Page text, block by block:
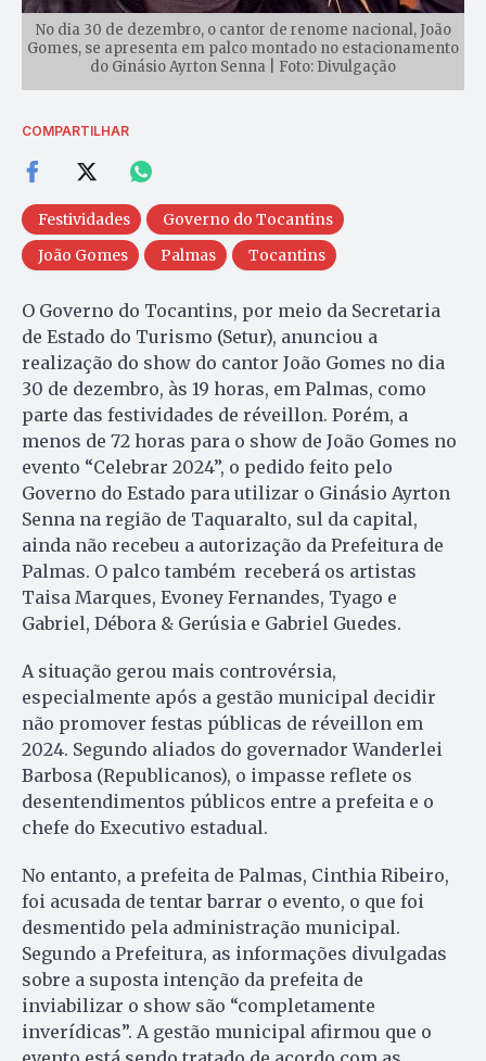
No dia 30 de dezembro, o cantor de renome nacional, João
Gomes, se apresenta em palco montado no estacionamento
do Ginásio Ayrton Senna | Foto: Divulgação
COMPARTILHAR
Festividades
Governo do Tocantins
João Gomes
Palmas Tocantins
O Governo do Tocantins, por meio da Secretaria
de Estado do Turismo (Setur), anunciou a
realização do show do cantor João Gomes no dia
30 de dezembro, às 19 horas, em Palmas, como
parte das festividades de réveillon. Porém, a
menos de 72 horas para o show de João Gomes no
evento “Celebrar 2024”, o pedido feito pelo
Governo do Estado para utilizar o Ginásio Ayrton
Senna na região de Taquaralto, sul da capital,
ainda não recebeu a autorização da Prefeitura de
Palmas. O palco também receberá os artistas
Taisa Marques, Evoney Fernandes, Tyago e
Gabriel, Débora & Gerúsia e Gabriel Guedes.
A situação gerou mais controvérsia,
especialmente após a gestão municipal decidir
não promover festas públicas de réveillon em
2024. Segundo aliados do governador Wanderlei
Barbosa (Republicanos), o impasse reflete os
desentendimentos públicos entre a prefeita e o
chefe do Executivo estadual.
No entanto, a prefeita de Palmas, Cinthia Ribeiro,
foi acusada de tentar barrar o evento, o que foi
desmentido pela administração municipal.
Segundo a Prefeitura, as informações divulgadas
sobre a suposta intenção da prefeita de
inviabilizar o show são “completamente
inverídicas”. A gestão municipal afirmou que o